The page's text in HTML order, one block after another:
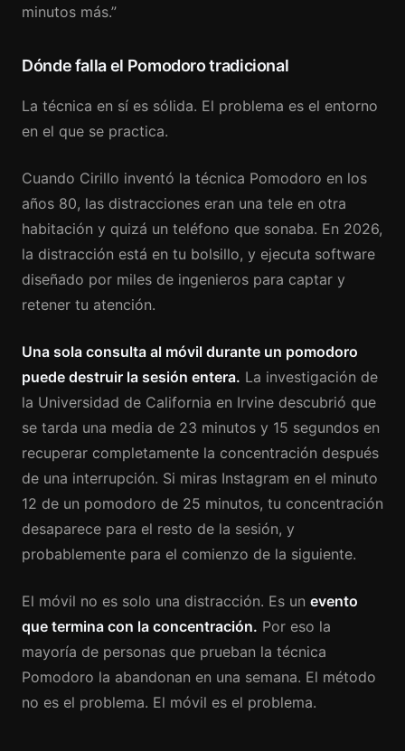
minutos más.”
Dónde falla el Pomodoro tradicional
La técnica en sí es sólida. El problema es el entorno
en el que se practica.
Cuando Cirillo inventó la técnica Pomodoro en los
años 80, las distracciones eran una tele en otra
habitación y quizá un teléfono que sonaba. En 2026,
la distracción está en tu bolsillo, y ejecuta software
diseñado por miles de ingenieros para captar y
retener tu atención.
Una sola consulta al móvil durante un pomodoro
puede destruir la sesión entera. La investigación de
la Universidad de California en Irvine descubrió que
se tarda una media de 23 minutos y 15 segundos en
recuperar completamente la concentración después
de una interrupción. Si miras Instagram en el minuto
12 de un pomodoro de 25 minutos, tu concentración
desaparece para el resto de la sesión, y
probablemente para el comienzo de la siguiente.
El móvil no es solo una distracción. Es un evento
que termina con la concentración. Por eso la
mayoría de personas que prueban la técnica
Pomodoro la abandonan en una semana. El método
no es el problema. El móvil es el problema.